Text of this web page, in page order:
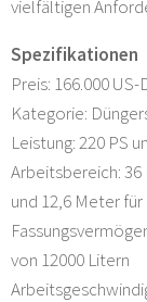
vielfältigen
Spezifikationen
Preis: 166.000
Kategorie:
Leistung: 220 PS
Arbeitsbereich:
und 12,6 Meter
von 12000 Litern